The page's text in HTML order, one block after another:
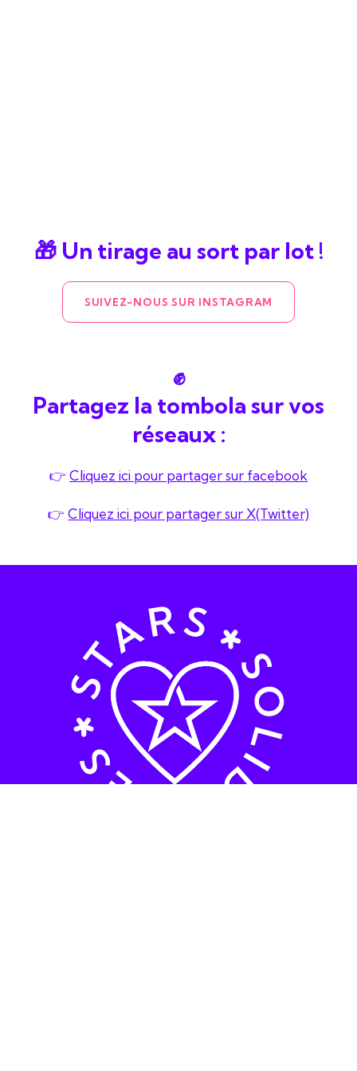
🎁 Un tirage au sort par lot !
SUIVEZ-NOUS SUR INSTAGRAM
✊
Partagez la tombola sur vos
réseaux :
👉 Cliquez ici pour partager sur facebook
👉Cliquez ici pour partager sur X(Twitter)